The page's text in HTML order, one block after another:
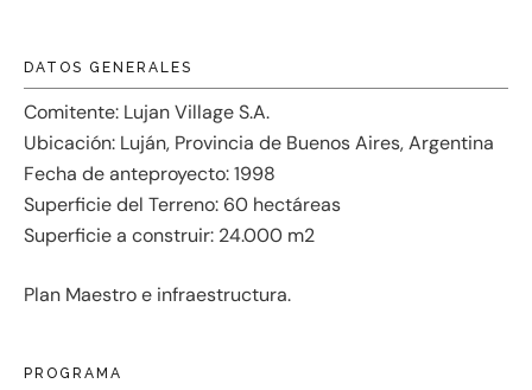
DATOS GENERALES
Comitente: Lujan Village S.A.
Ubicación: Luján, Provincia de Buenos Aires, Argentina
Fecha de anteproyecto: 1998
Superficie del Terreno: 60 hectáreas
Superficie a construir: 24.000 m2
Plan Maestro e infraestructura.
PROGRAMA